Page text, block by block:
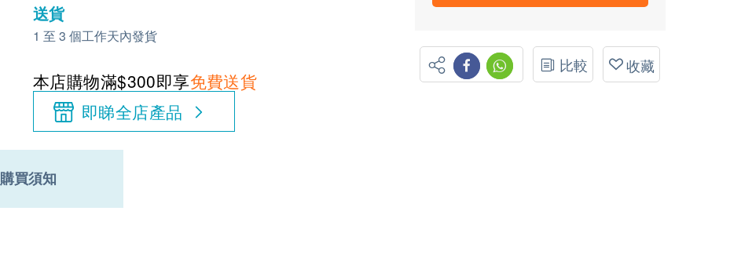
送貨
1 至 3 個工作天內發貨
本店購物滿$300即享免費送貨
即睇全店產品
比較 收藏
購買須知